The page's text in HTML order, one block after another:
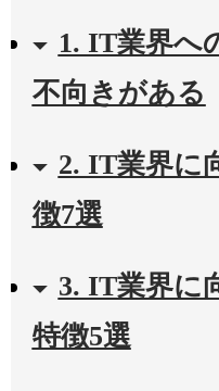
1. IT業界へ
不向きがある
2. IT業界に
徴7選
3. IT業界に
特徴5選